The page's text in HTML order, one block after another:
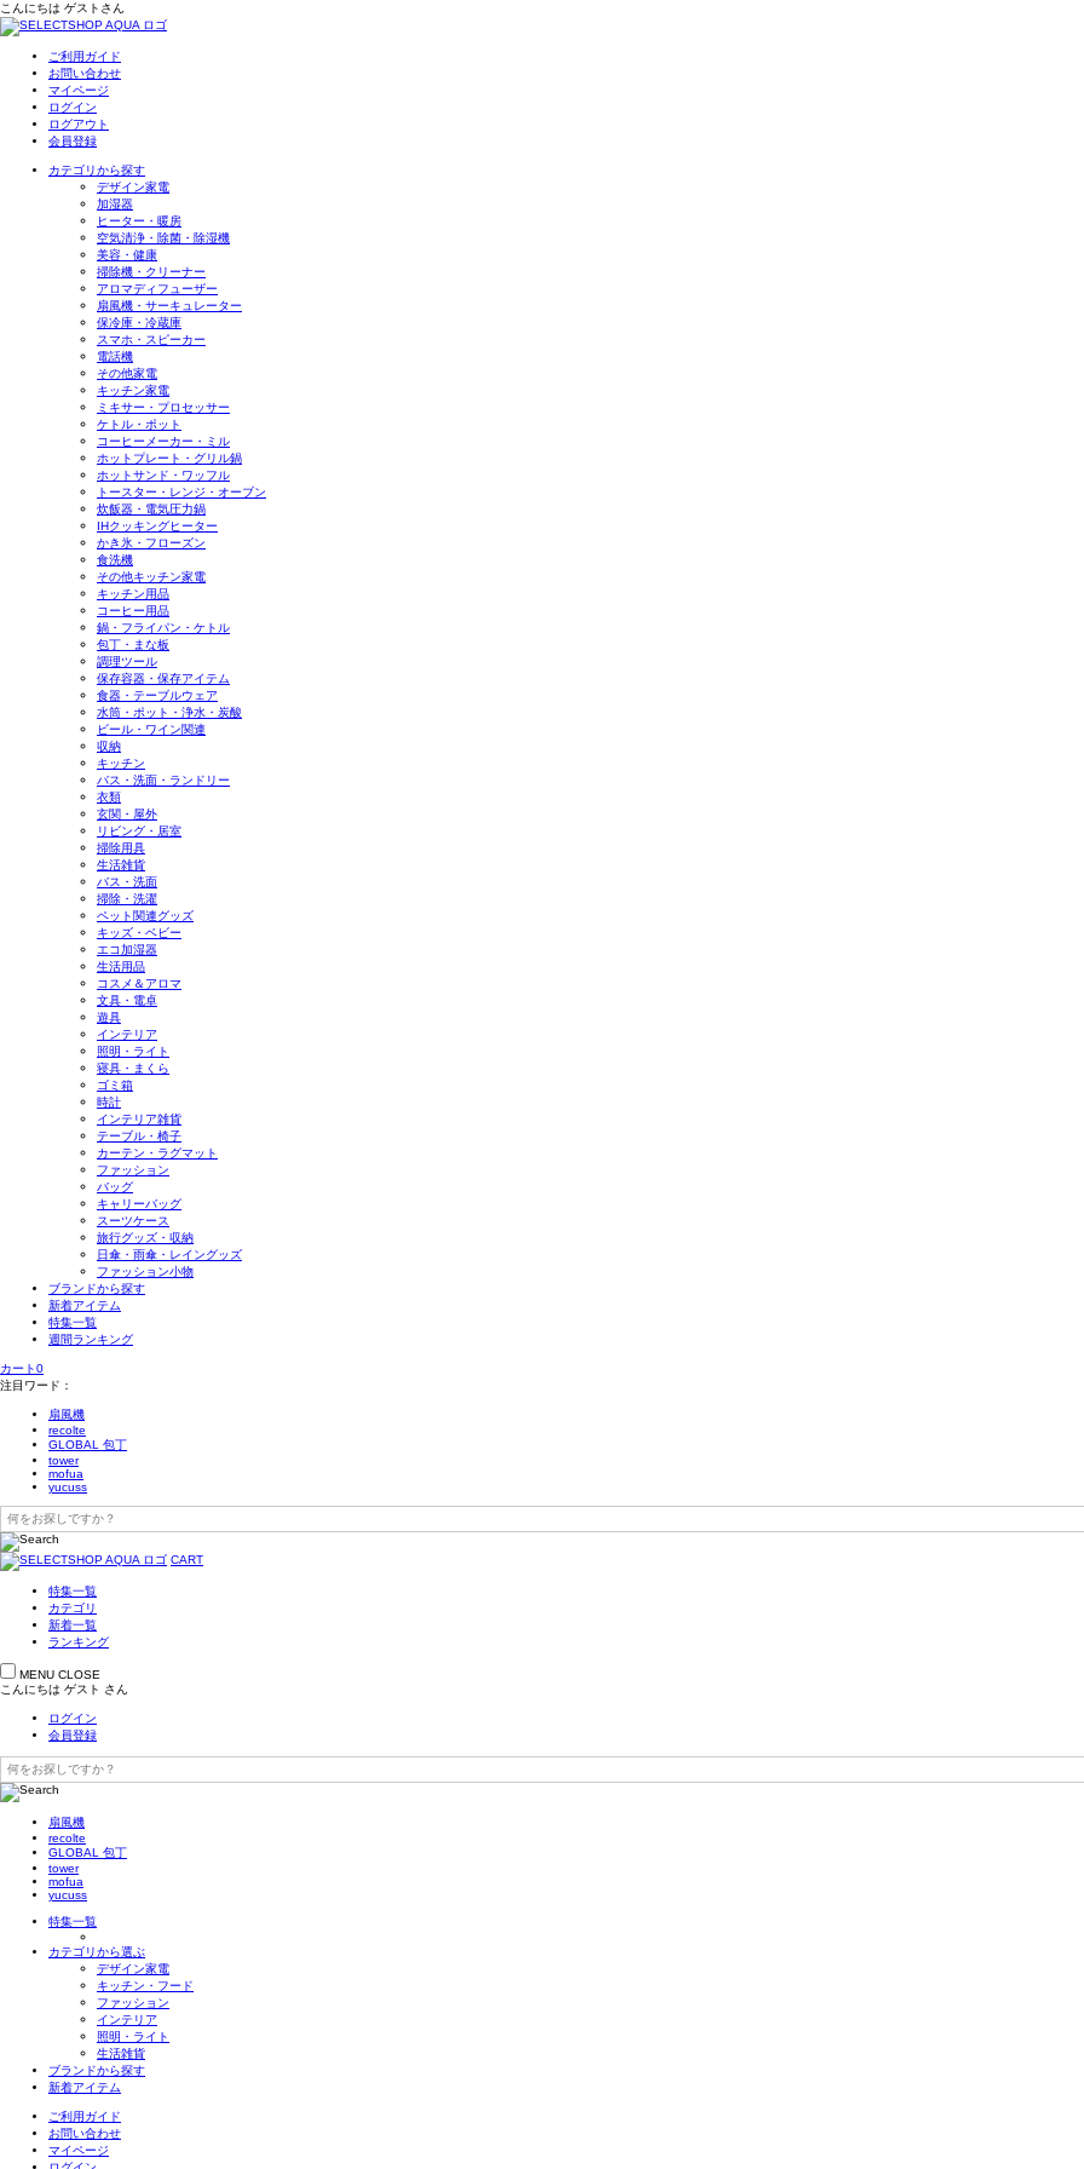
こんにちは ゲスト さん
ご利用ガイド
お問い合わせ
マイページ
ログイン
ログアウト
会員登録
カテゴリから探す
デザイン家電
加湿器
ヒーター・暖房
空気清浄・除菌・除湿機
美容・健康
掃除機・クリーナー
アロマディフューザー
扇風機・サーキュレーター
保冷庫・冷蔵庫
スマホ・スピーカー
電話機
その他家電
キッチン家電
ミキサー・プロセッサー
ケトル・ポット
コーヒーメーカー・ミル
ホットプレート・グリル鍋
ホットサンド・ワッフル
トースター・レンジ・オーブン
炊飯器・電気圧力鍋
IHクッキングヒーター
かき氷・フローズン
食洗機
その他キッチン家電
キッチン用品
コーヒー用品
鍋・フライパン・ケトル
包丁・まな板
調理ツール
保存容器・保存アイテム
食器・テーブルウェア
水筒・ポット・浄水・炭酸
ビール・ワイン関連
収納
キッチン
バス・洗面・ランドリー
衣類
玄関・屋外
リビング・居室
掃除用具
生活雑貨
バス・洗面
掃除・洗濯
ペット関連グッズ
キッズ・ベビー
エコ加湿器
生活用品
コスメ＆アロマ
文具・電卓
遊具
インテリア
照明・ライト
寝具・まくら
ゴミ箱
時計
インテリア雑貨
テーブル・椅子
カーテン・ラグマット
ファッション
バッグ
キャリーバッグ
スーツケース
旅行グッズ・収納
日傘・雨傘・レイングッズ
ファッション小物
ブランドから探す
新着アイテム
特集一覧
週間ランキング
カート0
注目ワード：
扇風機
recolte
GLOBAL 包丁
tower
mofua
yucuss
CART
特集一覧
カテゴリ
新着一覧
ランキング
MENU CLOSE
こんにちは ゲスト さん
ログイン
会員登録
扇風機
recolte
GLOBAL 包丁
tower
mofua
yucuss
特集一覧
カテゴリから選ぶ
デザイン家電
キッチン・フード
ファッション
インテリア
照明・ライト
生活雑貨
ブランドから探す
新着アイテム
ご利用ガイド
お問い合わせ
マイページ